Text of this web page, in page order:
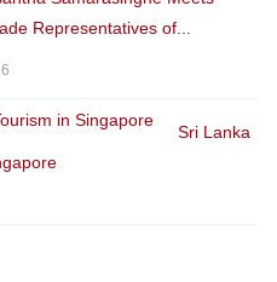
Representatives of...
Sri Lanka